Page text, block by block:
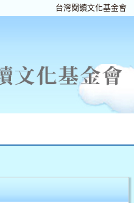
台灣閱讀文化基金會